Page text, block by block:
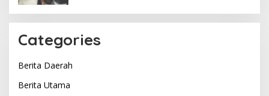
Categories
Berita Daerah
Berita Utama